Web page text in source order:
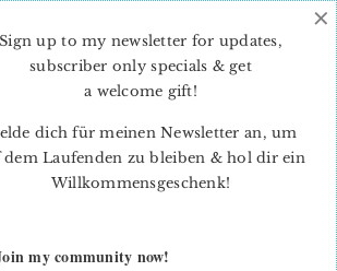
Sign up to my newsletter for updates,
subscriber only specials & get
a welcome gift!
dich für meinen Newsletter an, um
dem Laufenden zu bleiben & hol dir ein
Willkommensgeschenk!
my community now!
×